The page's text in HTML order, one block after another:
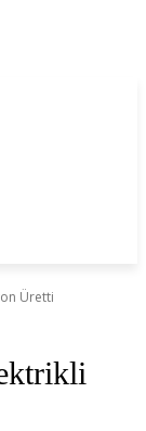
Üretti